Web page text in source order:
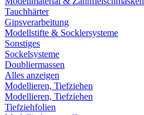
Tauchhärter
Gipsverarbeitung
Modellstifte & Socklersysteme
Sonstiges
Sockelsysteme
Doubliermassen
Alles anzeigen
Modellieren, Tiefziehen
Modellieren, Tiefziehen
Tiefziehfolien